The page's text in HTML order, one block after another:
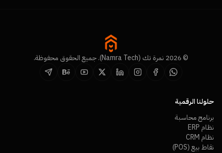
© 2026 نمرة تك (Namra Tech). جميع الحقوق محفوظة.
حلولنا الرقمية
برنامج محاسبة
نظام ERP
نظام CRM
نقاط بيع (POS)